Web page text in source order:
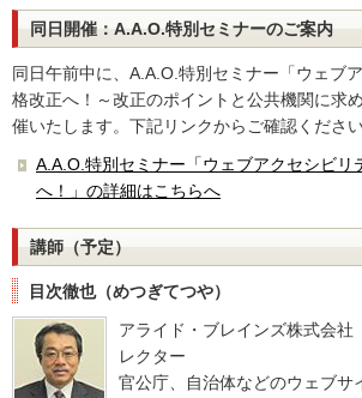
同日開催：A.A.O.特別セミナーのご案内
同日午前中に、A.A.O.特別セミナー「ウェブ
格改正へ！～改正のポイントと公共機関に求
催いたします。下記リンクからご確認ください
A.A.O.特別セミナー「ウェブアクセシビリ
へ！」の詳細はこちらへ
講師（予定）
目次徹也（めつぎてつや）
アライド・ブレインズ株式会
レクター
官公庁、自治体などのウェブサ